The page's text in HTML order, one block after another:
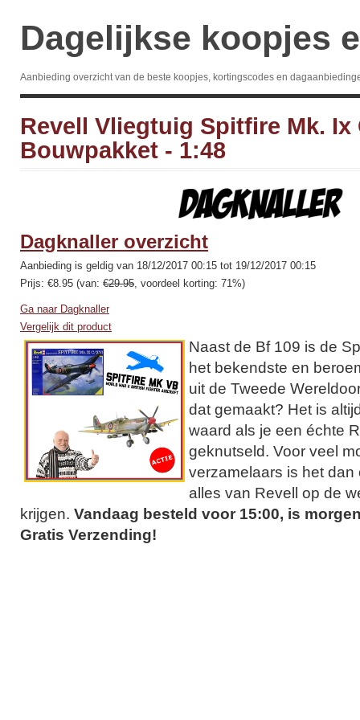
Dagelijkse koopjes
Aanbieding overzicht van de beste koopjes, kortingscodes en
Revell Vliegtuig Spitfire Mk. Ix
Bouwpakket - 1:48
Dagknaller overzicht
Aanbieding is geldig van 18/12/2017 00:15 tot 19/12/2017 00:15
Prijs: €8.95 (van: €29.95, voordeel korting: 71%)
Ga naar Dagknaller
Vergelijk dit product
Naast de Bf 109 is de
het bekendste en
uit de Tweede
dat gemaakt? Het is
waard als je een échte
geknutseld. Voor veel
verzamelaars is het
alles van Revell op de
krijgen. Vandaag besteld voor 15:00, is
Gratis Verzending!